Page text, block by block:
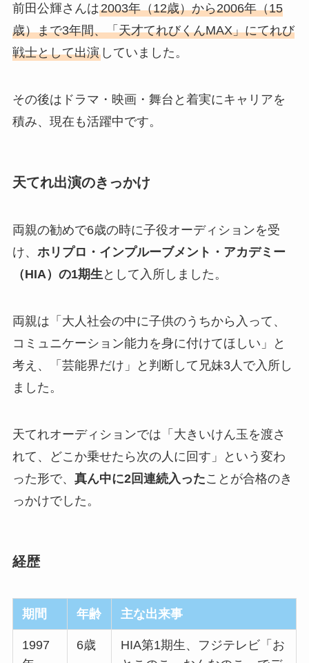
前田公輝さんは2003年（12歳）から2006年（15
歳）まで3年間、「天才てれびくんMAX」にてれび
戦士として出演していました。
その後はドラマ・映画・舞台と着実にキャリアを
積み、現在も活躍中です。
天てれ出演のきっかけ
両親の勧めで6歳の時に子役オーディションを受
け、 ホリプロ・インプルーブメント・アカデミー
（HIA）の1期生として入所しました。
両親は「大人社会の中に子供のうちから入って、
コミュニケーション能力を身に付けてほしい」と
考え、「芸能界だけ」と判断して兄妹3人で入所し
ました。
天てれオーディションでは「大きいけん玉を渡さ
れて、どこか乗せたら次の人に回す」という変わ
った形で、 真ん中に2回連続入ったことが合格のき
っかけでした。
経歴
期間 年齢 主な出来事
1997
6歳
HIA第1期生、フジテレビ「お